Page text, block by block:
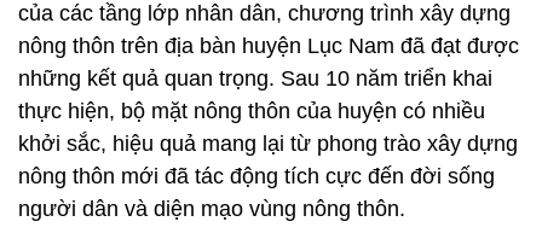
của các tầng lớp nhân dân, chương trình xây dựng
nông thôn trên địa bàn huyện Lục Nam đã đạt được
những kết quả quan trọng. Sau 10 năm triển khai
thực hiện, bộ mặt nông thôn của huyện có nhiều
khởi sắc, hiệu quả mang lại từ phong trào xây dựng
nông thôn mới đã tác động tích cực đến đời sống
người dân và diện mạo vùng nông thôn.